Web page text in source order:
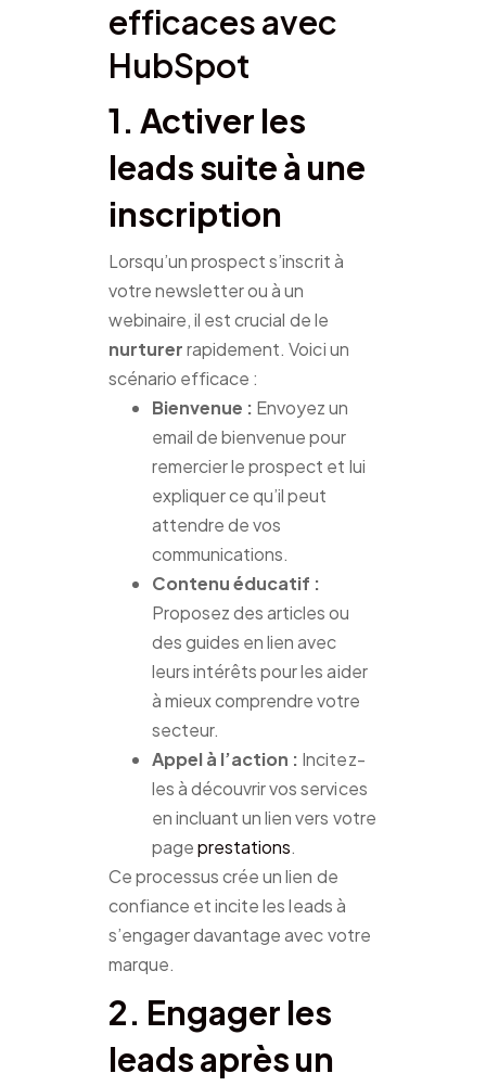
efficaces avec
HubSpot
1. Activer les
leads suite à une
inscription
Lorsqu’un prospect s’inscrit à
votre newsletter ou à un
webinaire, il est crucial de le
nurturerrapidement. Voici un
scénario efficace :
Bienvenue : Envoyez un
email de bienvenue pour
remercier le prospect et lui
expliquer ce qu’il peut
attendre de vos
communications.
Contenu éducatif :
Proposez des articles ou
des guides en lien avec
leurs intérêts pour les aider
à mieux comprendre votre
secteur.
Appel à l’action : Incitez-
les à découvrir vos services
en incluant un lien vers votre
pageprestations.
Ce processus crée un lien de
confiance et incite les leads à
s’engager davantage avec votre
marque.
2. Engager les
leads après un